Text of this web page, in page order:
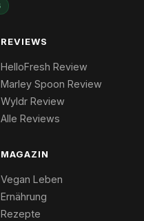
REVIEWS
HelloFresh Review
Marley Spoon Review
Wyldr Review
Alle Reviews
MAGAZIN
Vegan Leben
Ernährung
Rezepte